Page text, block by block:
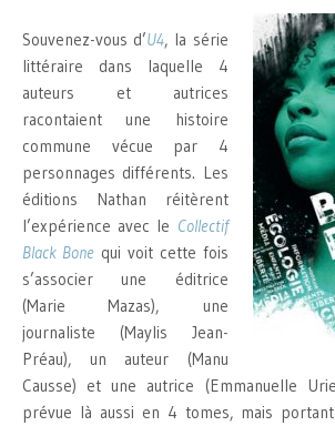
Souvenez-vous d’U4, la série
littéraire dans laquelle 4
auteurs et autrices
racontaient une histoire
commune vécue par 4
personnages différents. Les
éditions Nathan réitèrent
l’expérience avec le Collectif
Black Bonequi voit cette fois
s’associer une éditrice
(Marie Mazas), une
journaliste (Maylis Jean-
Préau), un auteur (Manu
Causse) et une autrice (Emmanuelle
prévue là aussi en 4 tomes, mais